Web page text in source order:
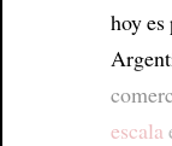
hoy
escala